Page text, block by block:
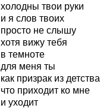
холодны твои руки
и я слов твоих
просто не слышу
хотя вижу тебя
в темноте
для меня ты
как призрак из детства
что приходит ко мне
и уходит